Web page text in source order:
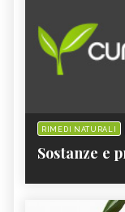
RIMEDI NATURALI
Sostanze e